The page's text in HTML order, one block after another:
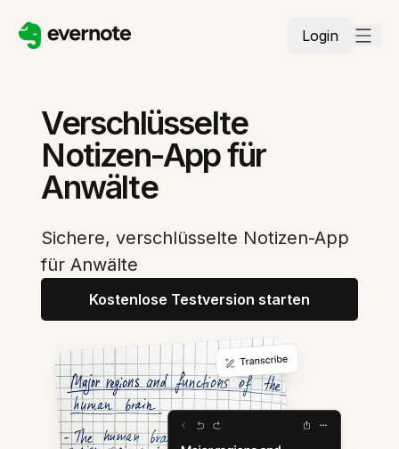
Login
Verschlüsselte
Notizen-App für
Anwälte
Sichere, verschlüsselte Notizen-App
für Anwälte
Kostenlose Testversion starten